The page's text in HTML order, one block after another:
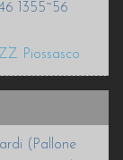
1355~56
Piossasco
(Pallone